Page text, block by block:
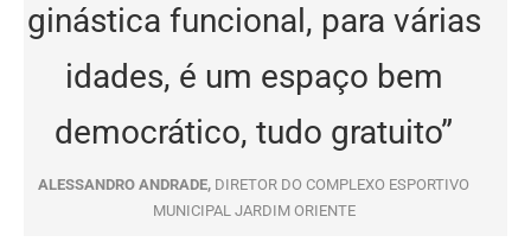
ginástica funcional, para várias
idades, é um espaço bem
democrático, tudo gratuito”
ALESSANDRO ANDRADE, DIRETOR DO COMPLEXO ESPORTIVO
MUNICIPAL JARDIM ORIENTE